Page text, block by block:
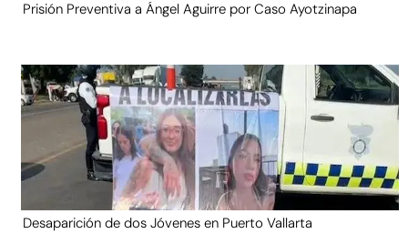
Prisión Preventiva a Ángel Aguirre por Caso Ayotzinapa
Desaparición de dos Jóvenes en Puerto Vallarta